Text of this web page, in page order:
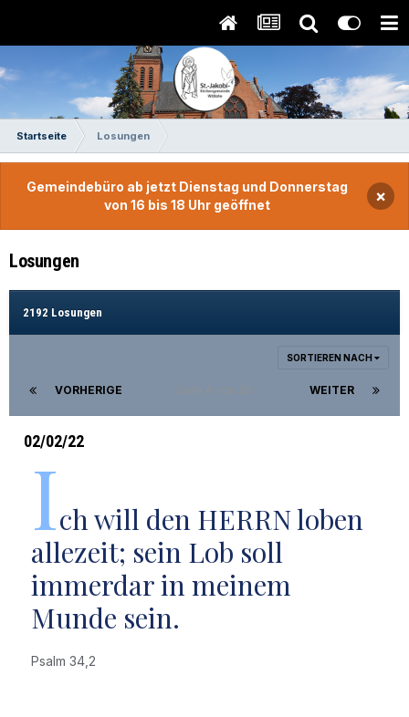
Startseite Losungen
Gemeindebüro ab jetzt Dienstag und Donnerstag
von 16 bis 18 Uhr geöffnet
×
Losungen
2192 Losungen
SORTIEREN NACH
VORHERIGE WEITER
02/02/22
Ich will den HERRN loben
allezeit; sein Lob soll
immerdar in meinem
Munde sein.
Psalm 34,2